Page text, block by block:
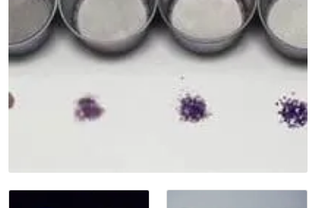
Råmaterialer
Gipsformer
Bøker